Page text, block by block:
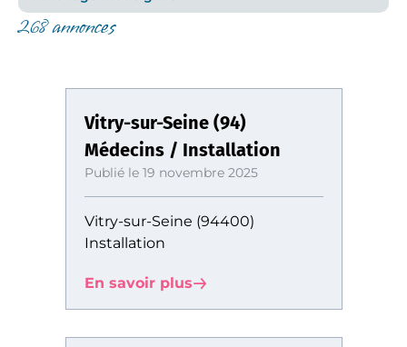
268 annonces
Vitry-sur-Seine (94)
Médecins / Installation
Publié le 19 novembre 2025
Vitry-sur-Seine (94400)
Installation
En savoir plus